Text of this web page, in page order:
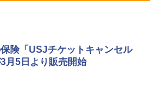
周辺機器 PS5 Pro 新型PS5
トゥーン レイダース|オンライン
版
5 デジタル・エディション
専用 Console Language: Japan
(CFI-2200B01)
品】Xbox ワイヤレス コントロー
+ USB-C® ケーブル
「鬼滅の刃」無限城編 第一章 猗
来 通常版 [Blu-ray]
険「USJチケットキャンセル
月5日より販売開始